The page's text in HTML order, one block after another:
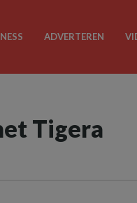
ADVERTEREN
Tigera